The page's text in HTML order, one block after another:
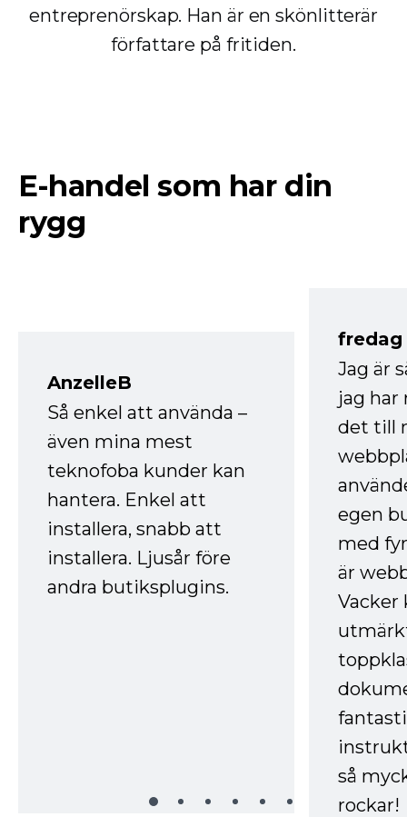
entreprenörskap. Han är en skönlitterär
författare på fritiden.
E-handel som har din
rygg
AnzelleB
Så enkel att använda –
även mina mest
teknofoba kunder kan
hantera. Enkel att
installera, snabb att
installera. Ljusår före
andra butiksplugins.
fredag
Jag är
jag
det till
egen
med
är
Vacker
så
rockar!